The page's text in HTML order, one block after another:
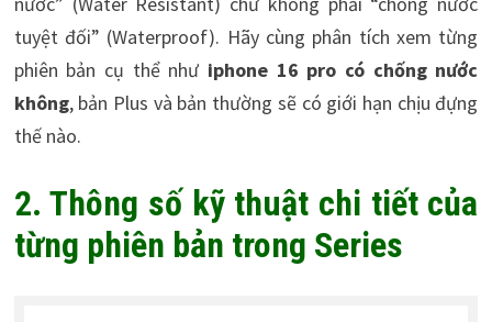
tuyệt đối” (Waterproof). Hãy cùng phân tích xem từng
phiên bản cụ thể như iphone 16 pro có chống nước
không, bản Plus và bản thường sẽ có giới hạn chịu đựng
thế nào.
2. Thông số kỹ thuật chi tiết của
từng phiên bản trong Series